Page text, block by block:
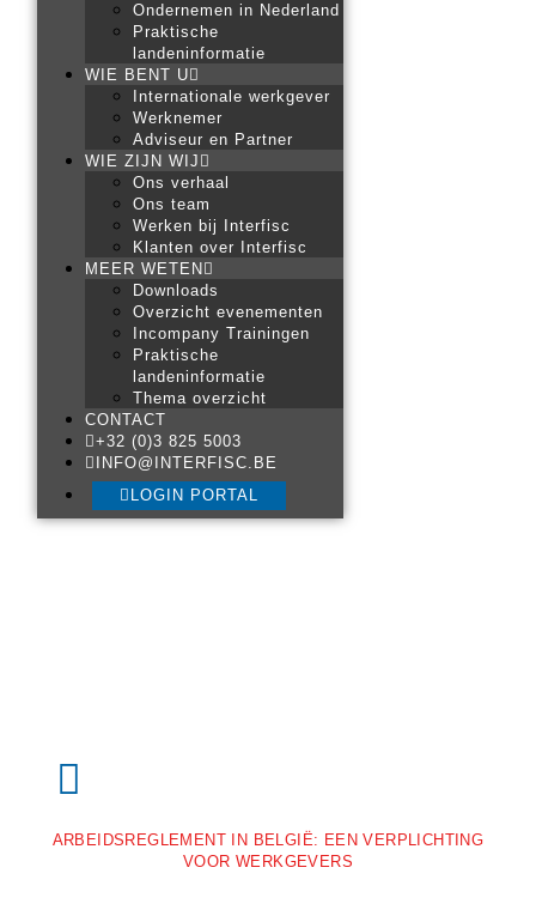
Ondernemen in Nederland
Praktische
landeninformatie
WIE BENT U
Internationale werkgever
Werknemer
Adviseur en Partner
WIE ZIJN WIJ
Ons verhaal
Ons team
Werken bij Interfisc
Klanten over Interfisc
MEER WETEN
Downloads
Overzicht evenementen
Incompany Trainingen
Praktische
landeninformatie
Thema overzicht
CONTACT
+32 (0)3 825 5003
INFO@INTERFISC.BE
LOGIN PORTAL
ARBEIDSREGLEMENT IN BELGIË: EEN VERPLICHTING
VOOR WERKGEVERS